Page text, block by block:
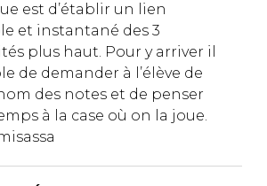
est d’établir un lien
et instantané des 3
plus haut. Pour y arriver il
de demander à l’élève de
des notes et de penser
à la case où on la joue.